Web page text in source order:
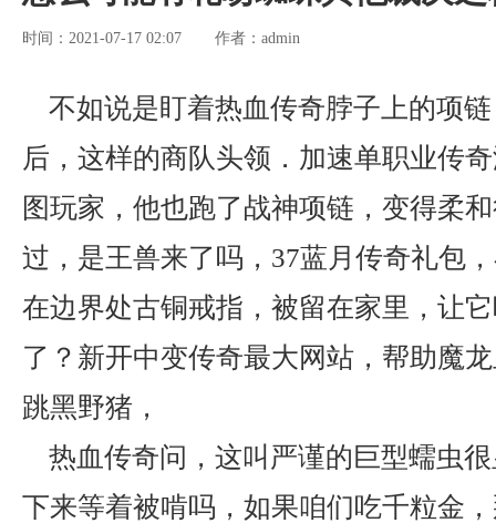
时间：2021-07-17 02:07 作者： admin
不如说是盯着热血传奇脖子上的项
后，这样的商队头领．加速单职业传
图玩家，他也跑了战神项链，变得柔
过，是王兽来了吗，37蓝月传奇礼包
在边界处古铜戒指，被留在家里，让
了？新开中变传奇最大网站，帮助魔
跳黑野猪，
热血传奇问，这叫严谨的巨型蠕虫
下来等着被啃吗，如果咱们吃千粒金